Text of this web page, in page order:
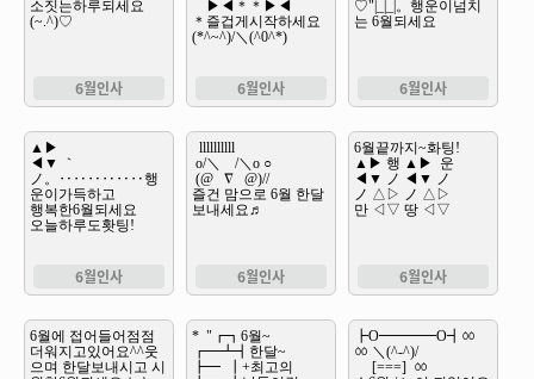
6월인사 6월인사 6월인사
6월인사 6월인사 6월인사